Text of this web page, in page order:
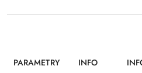
PARAMETRY INFO